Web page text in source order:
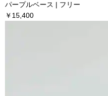
パープルベース | フリー
￥15,400